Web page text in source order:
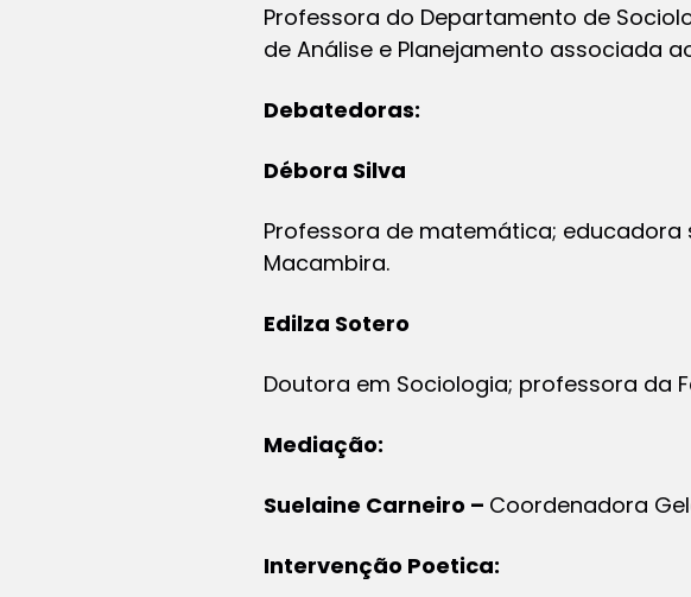
Professora do Departamento de
de Análise e Planejamento associada
Debatedoras:
Débora Silva
Professora de matemática;
Macambira.
Edilza Sotero
Doutora em Sociologia; professora da
Mediação:
Suelaine Carneiro – Coordenadora
Intervenção Poetica: